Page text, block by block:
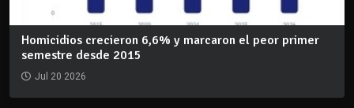
Homicidios crecieron 6,6% y marcaron el peor primer
semestre desde 2015
Jul 20 2026